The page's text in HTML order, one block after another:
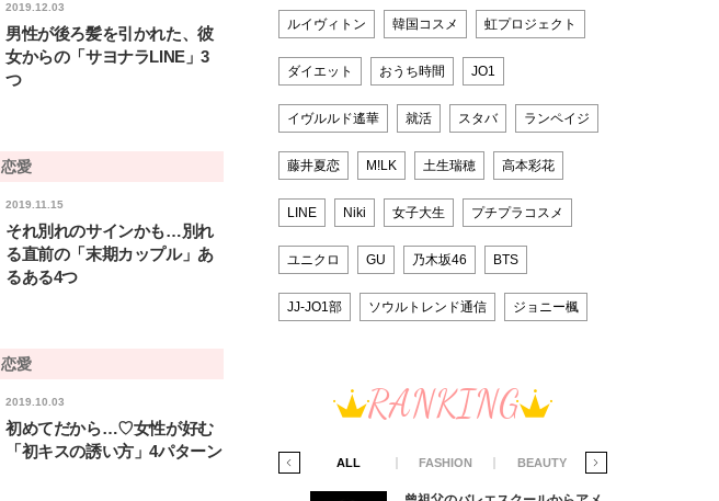
2019.12.03
男性が後ろ髪を引かれた、彼
女からの「サヨナラLINE」3
つ
恋愛
2019.11.15
それ別れのサインかも…別れ
る直前の「末期カップル」あ
るある4つ
恋愛
2019.10.03
初めてだから…♡女性が好む
「初キスの誘い方」4パターン
ルイヴィトン 韓国コスメ 虹プロジェクト
ダイエット おうち時間 JO1
イヴルルド遙華 就活 スタバ ランペイジ
藤井夏恋 M!LK 土生瑞穂 高本彩花
LINE Niki 女子大生 プチプラコスメ
ユニクロ GU 乃木坂46 BTS
JJ-JO1部 ソウルトレンド通信 ジョニー楓
RANKING
BEAUTY ALL FASHION BEAUTY